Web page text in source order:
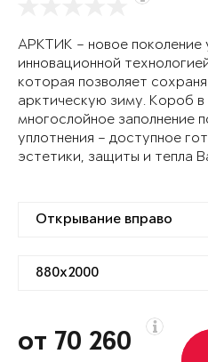
АРКТИК – новое поколение
инновационной
которая позволяет
арктическую зиму. Короб в
многослойное заполнение
уплотнения – доступное
эстетики, защиты и тепла
от 70 260